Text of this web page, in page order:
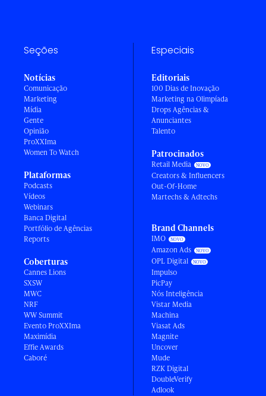
Seções
Notícias
Comunicação
Marketing
Mídia
Gente
Opinião
ProXXIma
Women To Watch
Plataformas
Podcasts
Vídeos
Webinars
Banca Digital
Portfólio de Agências
Reports
Coberturas
Cannes Lions
SXSW
MWC
NRF
WW Summit
Evento ProXXIma
Maximídia
Effie Awards
Caboré
Especiais
Editoriais
100 Dias de Inovação
Marketing na Olimpíada
Drops Agências &
Anunciantes
Talento
Patrocinados
Retail Media
Creators & Influencers
Out-Of-Home
Martechs & Adtechs
Brand Channels
IMO
Amazon Ads
OPL Digital
Impulso
PicPay
Nós Inteligência
Vistar Media
Machina
Viasat Ads
Magnite
Uncover
Mude
RZK Digital
DoubleVerify
Adlook